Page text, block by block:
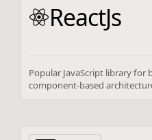
ReactJs
Popular JavaScript library for
component-based